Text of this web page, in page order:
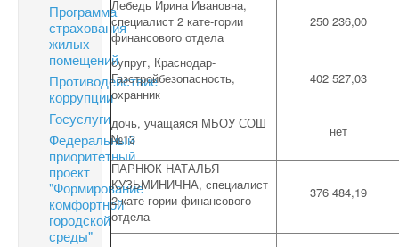
Программа
страхования
жилых
помещений
Противодействие
коррупции
Госуслуги
Федеральный
приоритетный
проект
"Формирование
комфортной
городской
среды"
Лебедь Ирина Ивановна,
специалист 2 кате-гории
финансового отдела
250 236,00
супруг, Краснодар-
Газстройбезопасность,
охранник
402 527,03
дочь, учащаяся МБОУ СОШ
№13
нет
ПАРНЮК НАТАЛЬЯ
КУЗЬМИНИЧНА, специалист
2 кате-гории финансового
отдела
376 484,19